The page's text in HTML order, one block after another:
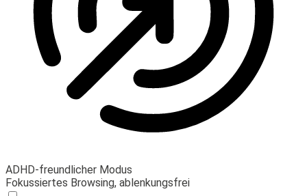
ADHD-freundlicher Modus
Fokussiertes Browsing, ablenkungsfrei